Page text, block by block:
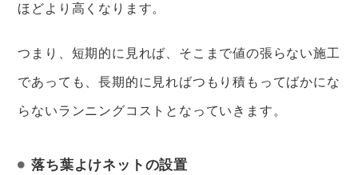
ほどより高くなります。
つまり、短期的に見れば、そこまで値の張らない施工
であっても、長期的に見ればつもり積もってばかにな
らないランニングコストとなっていきます。
落ち葉よけネットの設置